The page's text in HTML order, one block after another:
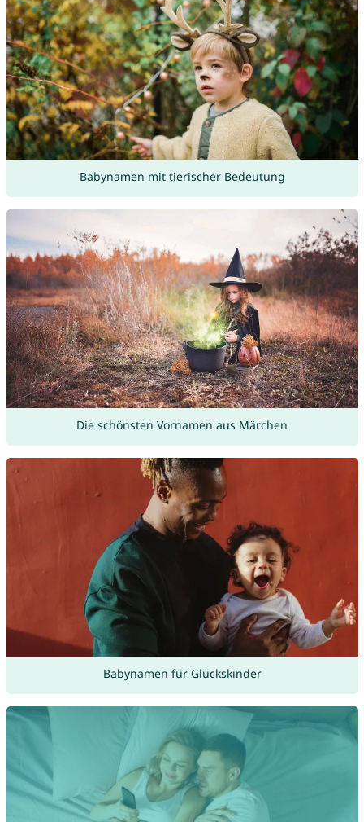
Babynamen mit tierischer Bedeutung
Die schönsten Vornamen aus Märchen
Babynamen für Glückskinder